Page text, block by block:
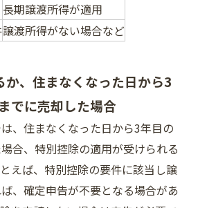
長期譲渡所得が適用
譲渡所得がない場合など
か、住まなくなった日から3
でに売却した場合
、住まなくなった日から3年目の
合、特別控除の適用が受けられる
えば、特別控除の要件に該当し譲
、確定申告が不要となる場合があ